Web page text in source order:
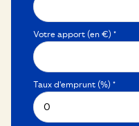
Votre apport (en €) *
Taux d'emprunt (%) *